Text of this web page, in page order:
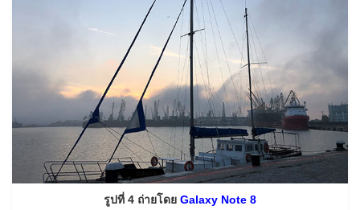
รูปที่ 4 ถ่ายโดย Galaxy Note 8